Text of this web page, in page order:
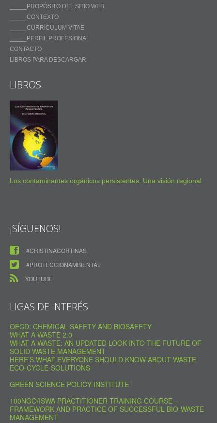
_____PROPÓSITO DEL SITIO WEB
_____CONTEXTO
_____CURRÍCULUM VITAE
_____PERFIL PROFESIONAL
CONTACTO
LIBROS PARA DESCARGAR
LIBROS
Los contaminantes orgánicos persistentes: Una visión regional
¡SÍGUENOS!
#CRISTINACORTINAS
#PROTECCIÓNAMBIENTAL
YOUTUBE
LIGAS DE INTERÉS
OECD: CHEMICAL SAFETY AND BIOSAFETY
WHAT A WASTE 2.0
WHAT A WASTE: AN UPDATED LOOK INTO THE FUTURE OF
SOLID WASTE MANAGEMENT
HERE’S WHAT EVERYONE SHOULD KNOW ABOUT WASTE
ECO-CYCLE-SOLUTIONS
GREEN SCIENCE POLICY INSTITUTE
100NGO/ISWA PRACTITIONER TRAINING COURSE -
FRAMEWORK AND PRACTICE OF SUCCESSFUL BIO-WASTE
MANAGEMENT